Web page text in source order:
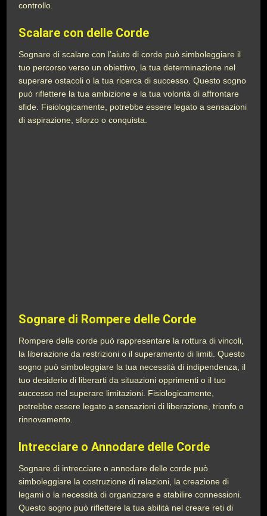
controllo.
Scalare con delle Corde
Sognare di scalare con l’aiuto di corde può simboleggiare il
tuo percorso verso un obiettivo, la tua determinazione nel
superare ostacoli o la tua ricerca di successo. Questo sogno
può riflettere la tua ambizione e la tua volontà di affrontare
sfide. Fisiologicamente, potrebbe essere legato a sensazioni
di aspirazione, sforzo o conquista.
Sognare di Rompere delle Corde
Rompere delle corde può rappresentare la rottura di vincoli,
la liberazione da restrizioni o il superamento di limiti. Questo
sogno può simboleggiare la tua necessità di indipendenza, il
tuo desiderio di liberarti da situazioni opprimenti o il tuo
successo nel superare limitazioni. Fisiologicamente,
potrebbe essere legato a sensazioni di liberazione, trionfo o
rinnovamento.
Intrecciare o Annodare delle Corde
Sognare di intrecciare o annodare delle corde può
simboleggiare la costruzione di relazioni, la creazione di
legami o la necessità di organizzare e stabilire connessioni.
Questo sogno può riflettere la tua abilità nel creare reti di